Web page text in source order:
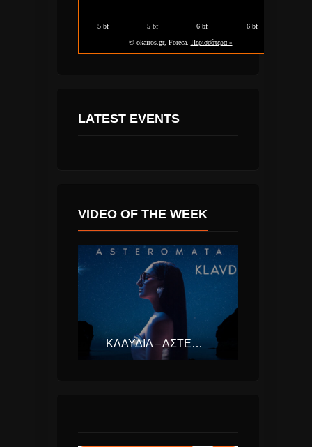
LATEST EVENTS
VIDEO OF THE WEEK
ΚΛΑΥΔΊΑ – ΑΣΤΕΡΟΜΆΤΑ (EUROVISION ΕΛΛΆΔΑ 2025)